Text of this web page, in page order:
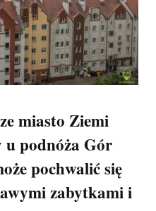
miasto Ziemi
u podnóża Gór
pochwalić się
zabytkami i